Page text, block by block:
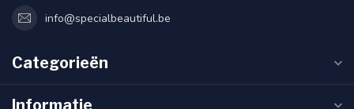
info@specialbeautiful.be
Categorieën
Informatie